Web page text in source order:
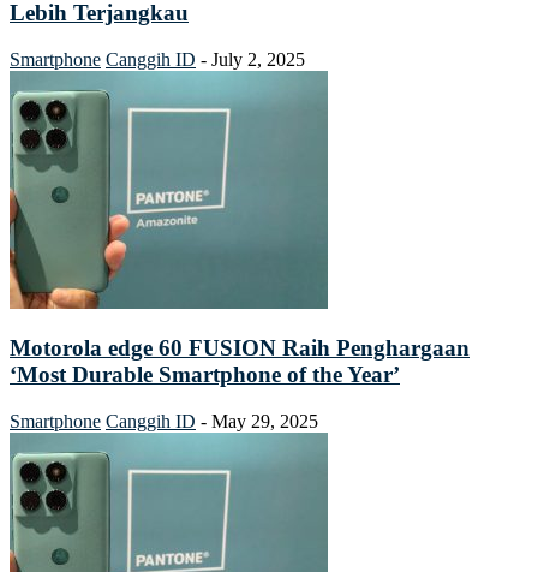
Lebih Terjangkau
Smartphone Canggih ID - July 2, 2025
Motorola edge 60 FUSION Raih Penghargaan
‘Most Durable Smartphone of the Year’
Smartphone Canggih ID - May 29, 2025